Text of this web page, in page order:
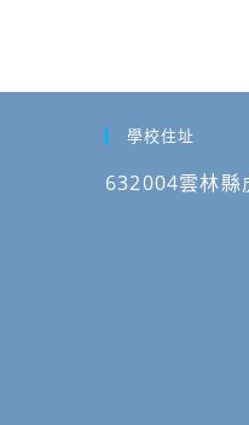
學校住址
632004雲林縣